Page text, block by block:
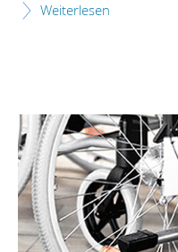
Weiterlesen